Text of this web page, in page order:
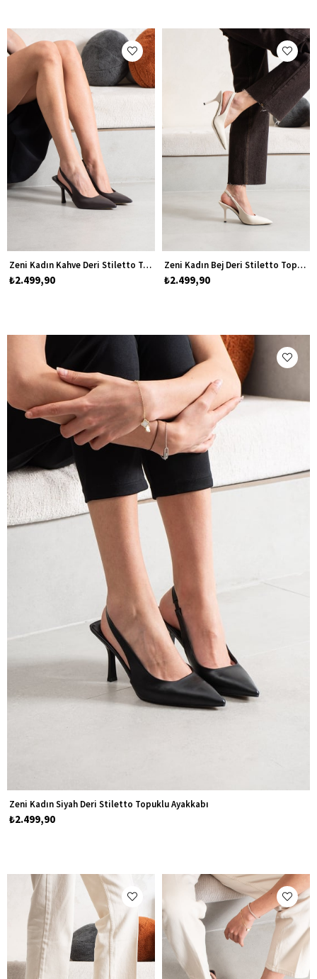
Zeni Kadın Kahve Deri Stiletto Topuklu Ayakkabı
₺2.499,90
Zeni Kadın Bej Deri Stiletto Topuklu Ayakkabı
₺2.499,90
Zeni Kadın Siyah Deri Stiletto Topuklu Ayakkabı
₺2.499,90